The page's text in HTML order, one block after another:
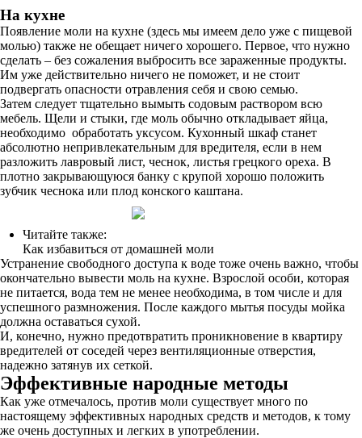
На кухне
Появление моли на кухне (здесь мы имеем дело уже с пищевой
молью) также не обещает ничего хорошего. Первое, что нужно
сделать – без сожаления выбросить все зараженные продукты.
Им уже действительно ничего не поможет, и не стоит
подвергать опасности отравления себя и свою семью.
Затем следует тщательно вымыть содовым раствором всю
мебель. Щели и стыки, где моль обычно откладывает яйца,
необходимо обработать уксусом. Кухонный шкаф станет
абсолютно непривлекательным для вредителя, если в нем
разложить лавровый лист, чеснок, листья грецкого ореха. В
плотно закрывающуюся банку с крупой хорошо положить
зубчик чеснока или плод конского каштана.
Читайте также:
Как избавиться от домашней моли
Устранение свободного доступа к воде тоже очень важно, чтобы
окончательно вывести моль на кухне. Взрослой особи, которая
не питается, вода тем не менее необходима, в том числе и для
успешного размножения. После каждого мытья посуды мойка
должна оставаться сухой.
И, конечно, нужно предотвратить проникновение в квартиру
вредителей от соседей через вентиляционные отверстия,
надежно затянув их сеткой.
Эффективные народные методы
Как уже отмечалось, против моли существует много по
настоящему эффективных народных средств и методов, к тому
же очень доступных и легких в употреблении.